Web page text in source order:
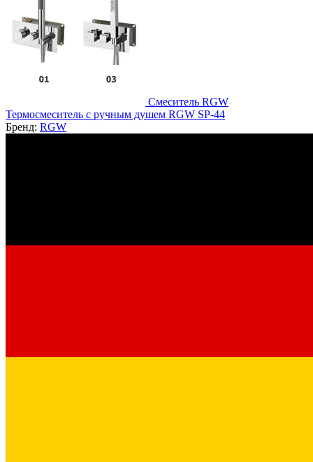
Смеситель RGW
Термосмеситель с ручным душем RGW SP-44
Бренд: RGW